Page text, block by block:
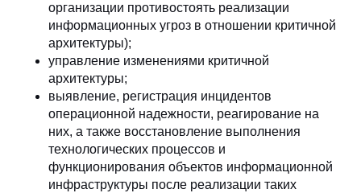
организации противостоять реализации
информационных угроз в отношении критичной
архитектуры);
управление изменениями критичной
архитектуры;
выявление, регистрация инцидентов
операционной надежности, реагирование на
них, а также восстановление выполнения
технологических процессов и
функционирования объектов информационной
инфраструктуры после реализации таких